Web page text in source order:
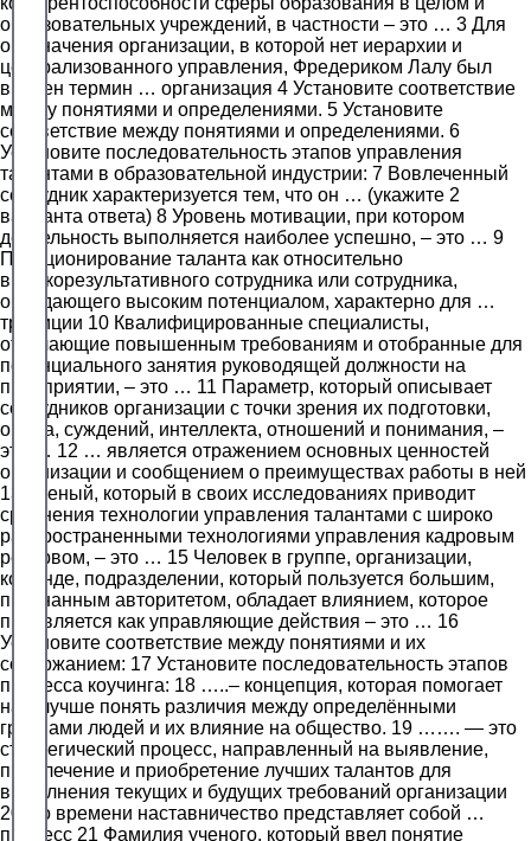
образовательных учреждений, в частности – это … 3 Для
обозначения организации, в которой нет иерархии и
централизованного управления, Фредериком Лалу был
введен термин … организация 4 Установите соответствие
между понятиями и определениями. 5 Установите
соответствие между понятиями и определениями. 6
Установите последовательность этапов управления
талантами в образовательной индустрии: 7 Вовлеченный
сотрудник характеризуется тем, что он … (укажите 2
варианта ответа) 8 Уровень мотивации, при котором
деятельность выполняется наиболее успешно, – это … 9
Позиционирование таланта как относительно
высокорезультативного сотрудника или сотрудника,
обладающего высоким потенциалом, характерно для …
традиции 10 Квалифицированные специалисты,
отвечающие повышенным требованиям и отобранные для
потенциального занятия руководящей должности на
предприятии, – это … 11 Параметр, который описывает
сотрудников организации с точки зрения их подготовки,
опыта, суждений, интеллекта, отношений и понимания, –
это … 12 … является отражением основных ценностей
организации и сообщением о преимуществах работы в ней
13 Ученый, который в своих исследованиях приводит
сравнения технологии управления талантами с широко
распространенными технологиями управления кадровым
резервом, – это … 15 Человек в группе, организации,
команде, подразделении, который пользуется большим,
признанным авторитетом, обладает влиянием, которое
проявляется как управляющие действия – это … 16
Установите соответствие между понятиями и их
содержанием: 17 Установите последовательность этапов
процесса коучинга: 18 …..– концепция, которая помогает
нам лучше понять различия между определёнными
группами людей и их влияние на общество. 19 ……. — это
стратегический процесс, направленный на выявление,
привлечение и приобретение лучших талантов для
выполнения текущих и будущих требований организации
20 По времени наставничество представляет собой …
процесс 21 Фамилия ученого, который ввел понятие